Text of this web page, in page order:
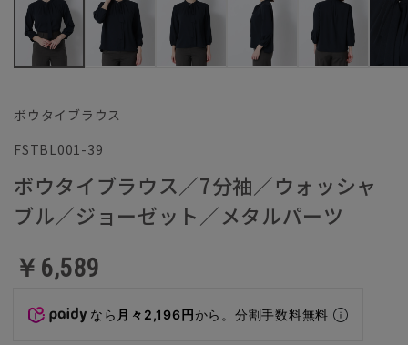
ボウタイブラウス
FSTBL001-39
ボウタイブラウス／7分袖／ウォッシャ
ブル／ジョーゼット／メタルパーツ
￥6,589
なら 月々2,196円から。分割手数料無料